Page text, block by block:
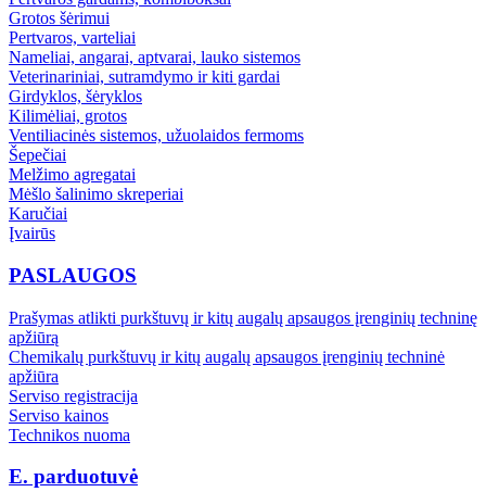
Grotos šėrimui
Pertvaros, varteliai
Nameliai, angarai, aptvarai, lauko sistemos
Veterinariniai, sutramdymo ir kiti gardai
Girdyklos, šėryklos
Kilimėliai, grotos
Ventiliacinės sistemos, užuolaidos fermoms
Šepečiai
Melžimo agregatai
Mėšlo šalinimo skreperiai
Karučiai
Įvairūs
PASLAUGOS
Prašymas atlikti purkštuvų ir kitų augalų apsaugos įrenginių techninę
apžiūrą
Chemikalų purkštuvų ir kitų augalų apsaugos įrenginių techninė
apžiūra
Serviso registracija
Serviso kainos
Technikos nuoma
E. parduotuvė